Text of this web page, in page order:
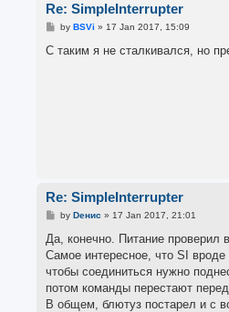
Re: SimpleInterrupter
P
s
by BSVi » 17 Jan 2017, 15:09
С таким я не сталкивался, но
Re: SimpleInterrupter
P
s
by Dенис » 17 Jan 2017, 21:01
Да, конечно. Питание проверил
Самое интересное, что SI
чтобы соединиться нужно
потом команды перестают
В общем, блютуз постарел и с